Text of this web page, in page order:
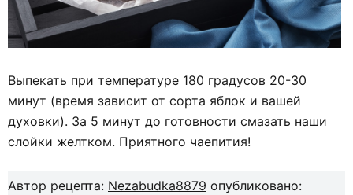
Выпекать при температуре 180 градусов 20-30
минут (время зависит от сорта яблок и вашей
духовки). За 5 минут до готовности смазать наши
слойки желтком. Приятного чаепития!
Автор рецепта: Nezabudka8879 опубликовано: